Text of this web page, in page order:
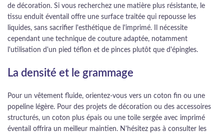
de décoration. Si vous recherchez une matière plus résistante, le
tissu enduit éventail offre une surface traitée qui repousse les
liquides, sans sacrifier l'esthétique de l'imprimé. Il nécessite
cependant une technique de couture adaptée, notamment
l'utilisation d'un pied téflon et de pinces plutôt que d'épingles.
La densité et le grammage
Pour un vêtement fluide, orientez-vous vers un coton fin ou une
popeline légère. Pour des projets de décoration ou des accessoires
structurés, un coton plus épais ou une toile sergée avec imprimé
éventail offrira un meilleur maintien. N'hésitez pas à consulter les